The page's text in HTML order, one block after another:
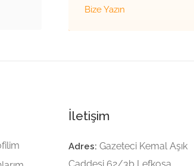
Bize Yazın
İletişim
Adres: Gazeteci Kemal Aşık